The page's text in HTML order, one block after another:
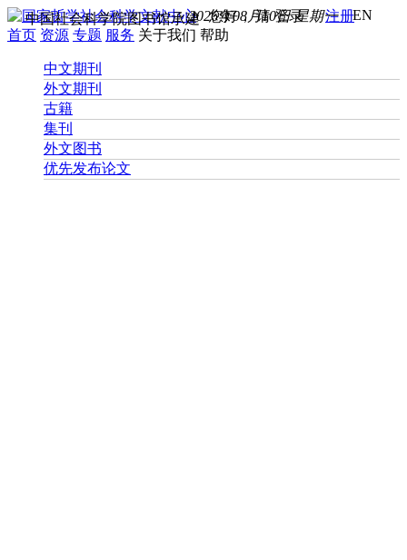
您好， 请登录 注册EN
2026年08月10日 星期一
中国社会科学院图书馆承建
首页 资源 专题 服务 关于我们 帮助
中文期刊
外文期刊
古籍
集刊
外文图书
优先发布论文